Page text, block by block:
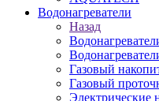
Водонагреватели
Назад
Газовый
Газовый
Электрические